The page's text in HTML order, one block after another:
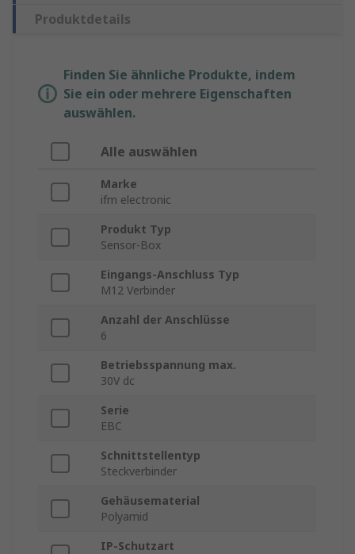
Produktdetails
Finden Sie ähnliche Produkte, indem
Sie ein oder mehrere Eigenschaften
auswählen.
Alle auswählen
Marke
ifm electronic
Produkt Typ
Sensor-Box
Eingangs-Anschluss Typ
M12 Verbinder
Anzahl der Anschlüsse
6
Betriebsspannung max.
30V dc
Serie
EBC
Schnittstellentyp
Steckverbinder
Gehäusematerial
Polyamid
IP-Schutzart